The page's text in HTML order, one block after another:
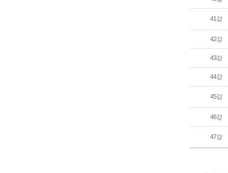
41강
42강
43강
44강
45강
46강
47강